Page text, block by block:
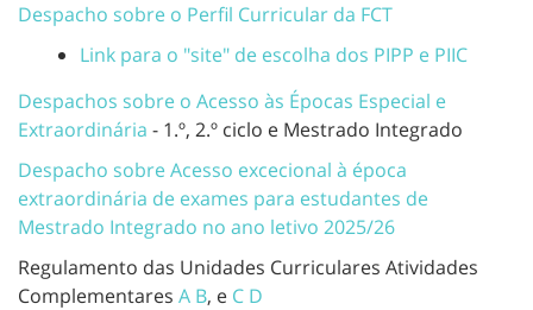
Despacho sobre o Perfil Curricular da FCT
Link para o "site" de escolha dos PIPP e PIIC
Despachos sobre o Acesso às Épocas Especial e
Extraordinária - 1.º, 2.º ciclo e Mestrado Integrado
Despacho sobre Acesso excecional à época
extraordinária de exames para estudantes de
Mestrado Integrado no ano letivo 2025/26
Regulamento das Unidades Curriculares Atividades
Complementares A B, e C D